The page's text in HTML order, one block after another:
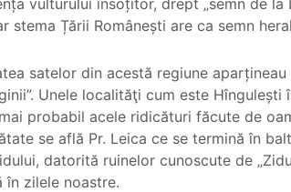
stema Țării Românești are ca semn
satelor din acestă regiune
Unele localităţi cum este
probabil acele ridicături făcute de
se află Pr. Leica ce se termină în
datorită ruinelor cunoscute de
în zilele noastre.